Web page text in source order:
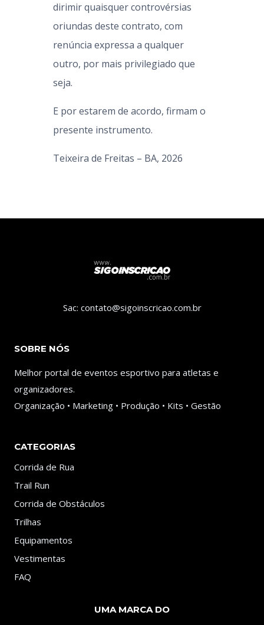
dirimir quaisquer controvérsias
oriundas deste contrato, com
renúncia expressa a qualquer
outro, por mais privilegiado que
seja.
E por estarem de acordo, firmam o
presente instrumento.
Teixeira de Freitas – BA, 2026
Sac: contato@sigoinscricao.com.br
SOBRE NÓS
Melhor portal de eventos esportivo para atletas e
organizadores.
Organização • Marketing • Produção • Kits • Gestão
CATEGORIAS
Corrida de Rua
Trail Run
Corrida de Obstáculos
Trilhas
Equipamentos
Vestimentas
FAQ
UMA MARCA DO